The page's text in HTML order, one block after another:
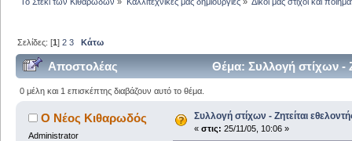
Σελίδες: [1]2 3 Κάτω
Αποστολέας Θέμα: Συλλογή στίχων -
0 μέλη και 1 επισκέπτης διαβάζουν αυτό το θέμα.
Ο Νέος Κιθαρωδός
Administrator
Συλλογή στίχων - Ζητείται
« στις: 25/11/05, 10:06 »